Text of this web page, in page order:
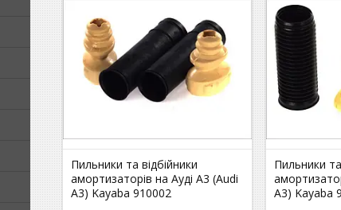
Пильники та відбійники
амортизаторів на Ауді A3 (Audi
A3) Kayaba 910002
Пильники
A3) Kayaba